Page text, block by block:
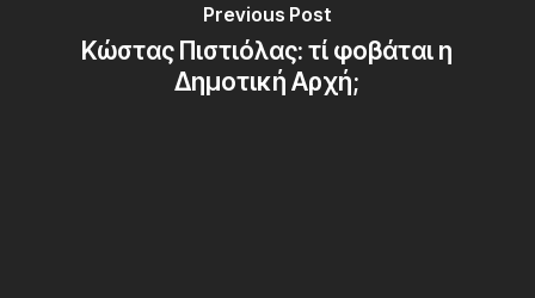
Previous Post
Κώστας Πιστιόλας: τί φοβάται η
Δημοτική Αρχή;